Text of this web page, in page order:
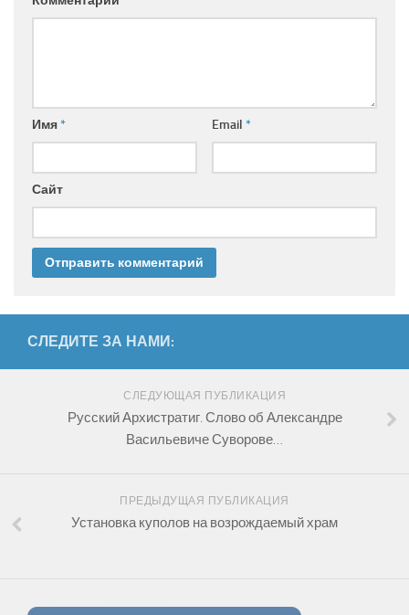
Имя* Email *
Сайт
СЛЕДИТЕ ЗА НАМИ:
СЛЕДУЮЩАЯ ПУБЛИКАЦИЯ
Русский Архистратиг. Слово об Александре
Васильевиче Суворове…
ПРЕДЫДУЩАЯ ПУБЛИКАЦИЯ
Установка куполов на возрождаемый храм